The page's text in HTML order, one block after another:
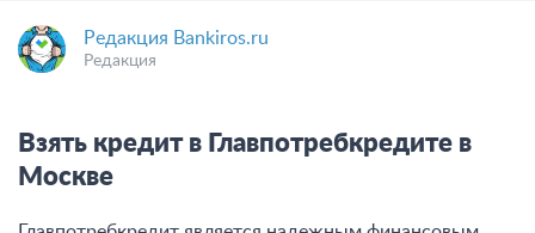
Редакция Bankiros.ru
Редакция
Взять кредит в Главпотребкредите в
Москве